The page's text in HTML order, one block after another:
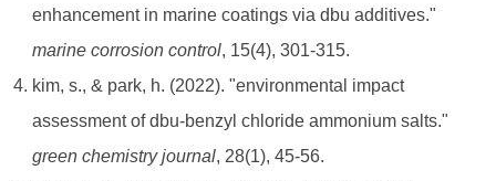
enhancement in marine coatings via dbu additives."
marine corrosion control, 15(4), 301-315.
kim, s., & park, h. (2022). "environmental impact
assessment of dbu-benzyl chloride ammonium salts."
green chemistry journal, 28(1), 45-56.